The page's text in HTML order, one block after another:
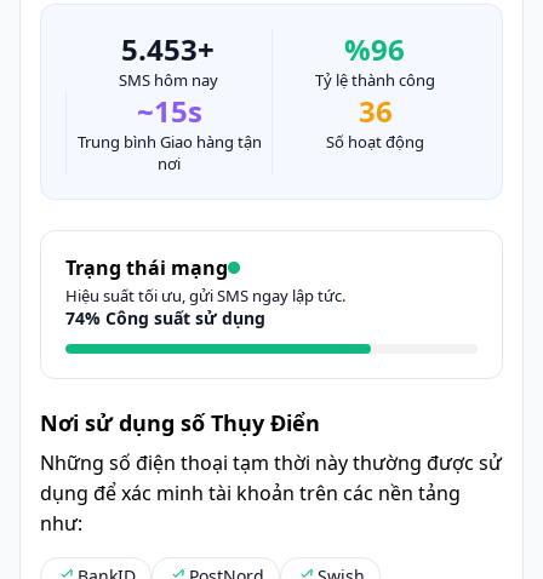
5.453+
SMS hôm nay
%96
Tỷ lệ thành công
~15s
Trung bình Giao hàng tận
nơi
36
Số hoạt động
Trạng thái mạng
Hiệu suất tối ưu, gửi SMS ngay lập tức.
74% Công suất sử dụng
Nơi sử dụng số Thụy Điển
Những số điện thoại tạm thời này thường được sử
dụng để xác minh tài khoản trên các nền tảng
như: